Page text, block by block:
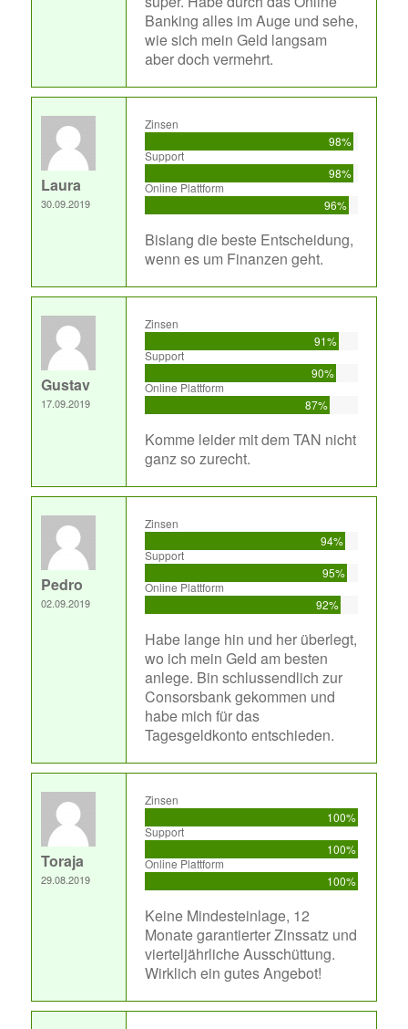
Banking alles im Auge und sehe,
wie sich mein Geld langsam
aber doch vermehrt.
Laura
30.09.2019
Zinsen
98%
Support
98%
Online Plattform
96%
Bislang die beste Entscheidung,
wenn es um Finanzen geht.
Gustav
17.09.2019
Zinsen
91%
Support
90%
Online Plattform
87%
Komme leider mit dem TAN nicht
ganz so zurecht.
Pedro
02.09.2019
Zinsen
94%
Support
95%
Online Plattform
92%
Habe lange hin und her überlegt,
wo ich mein Geld am besten
anlege. Bin schlussendlich zur
Consorsbank gekommen und
habe mich für das
Tagesgeldkonto entschieden.
Toraja
29.08.2019
Zinsen
100%
Support
100%
Online Plattform
100%
Keine Mindesteinlage, 12
Monate garantierter Zinssatz und
vierteljährliche Ausschüttung.
Wirklich ein gutes Angebot!